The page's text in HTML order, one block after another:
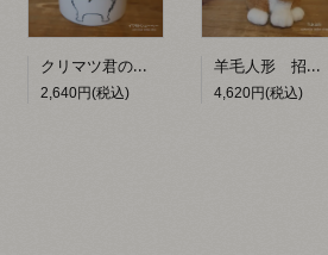
クリマツ君のキャニスター缶（セーラー）【イワモトシューヘー】
2,640円(税込)
羊毛人形 招き柴犬【Yukiahi】
4,620円(税込)